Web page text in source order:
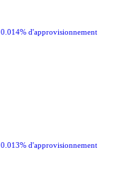
0.014% d'approvisionnement
0.013% d'approvisionnement